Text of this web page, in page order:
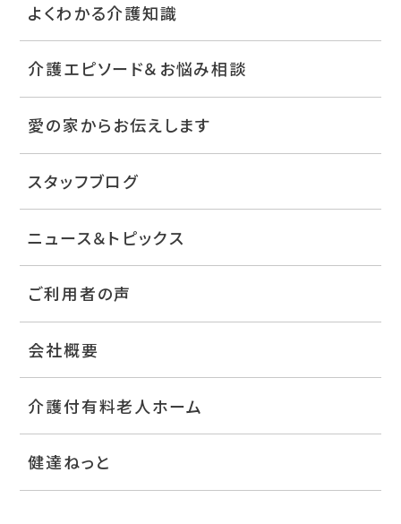
よくわかる介護知識
介護エピソード＆お悩み相談
愛の家からお伝えします
スタッフブログ
ニュース＆トピックス
ご利用者の声
会社概要
介護付有料老人ホーム
健達ねっと